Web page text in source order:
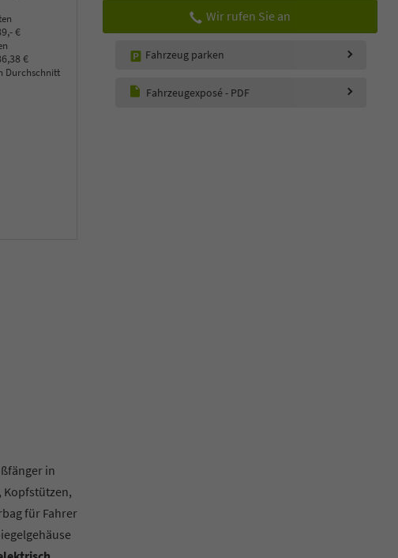
Wir rufen Sie an
Fahrzeug parken
Fahrzeugexposé - PDF
€
€
Durchschnitt
in
Kopfstützen,
für Fahrer